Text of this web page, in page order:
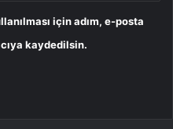
için adım, e-posta
kaydedilsin.